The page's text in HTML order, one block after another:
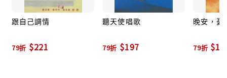
場，是因為「口交，是做愛之中最重要的樂趣，具有便
利、花樣多、靈活、搔到癢處的優點。而且舌頭，加上
方的動作，還真呼應了那句廣告詞『上沖下洗，左搓右
跟自己調情
79折 $221
聽天使唱歌
79折 $197
晚安，憂
79折